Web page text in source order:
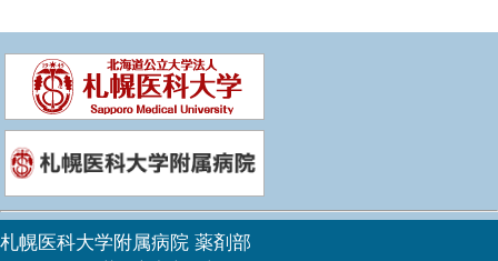
札幌医科大学附属病院 薬剤部